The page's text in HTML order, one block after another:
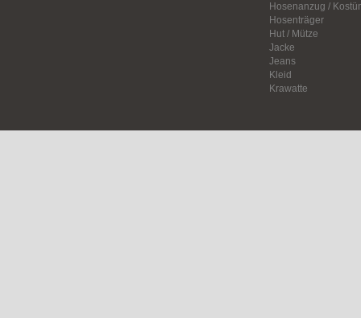
Hosenanzug /
Hosenträger
Hut / Mütze
Jacke
Jeans
Kleid
Krawatte